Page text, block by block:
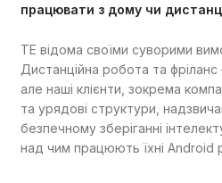
працювати з дому чи
TE відома своїми суворими
Дистанційна робота та
але наші клієнти, зокрема
та урядові структури,
безпечному зберіганні
над чим працюють їхні Android